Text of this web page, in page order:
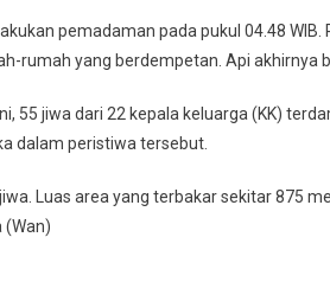
pemadaman pada pukul 04.48
rumah yang berdempetan. Api akhirnya
55 jiwa dari 22 kepala keluarga (KK)
dalam peristiwa tersebut.
Luas area yang terbakar sekitar 875
(Wan)